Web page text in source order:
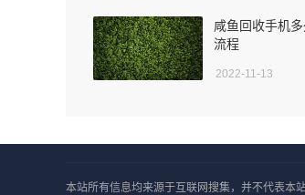
咸鱼回收手机
流程
2022-11-13
本站所有信息均来源于互联网搜集，并不代表本